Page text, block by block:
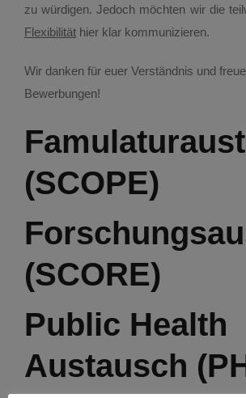
FAQs
zu würdigen. Jedoch möchten wir die
Flexibilitäthier klar kommunizieren.
Wir danken für euer Verständnis und
Bewerbungen!
(SCOPE)
(SCORE)
Public Health
Austausch